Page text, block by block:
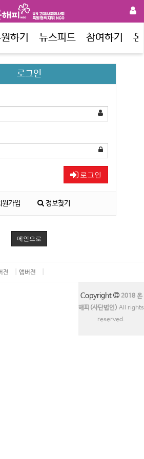
하기 뉴스피드 참여하기
로그인
로그인
원가입 정보찾기
메인으로
전
앱버전
Copyright
2018 온
해피(사단법인) All rights
reserved.